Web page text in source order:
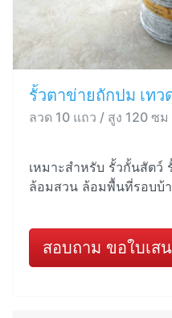
รั้วตาข่ายถักปม เทว
ลวด 10 แถว / สูง 120 ซ
เหมาะสำหรับ รั้วกั้นสัตว์
ล้อมสวน ล้อมพื้นที่รอบบ้
สอบถาม ขอใบเส